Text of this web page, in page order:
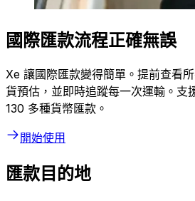
國際匯款流程正確無誤
Xe 讓國際匯款變得簡單。提前查看
貨預估，並即時追蹤每一次運輸。支
130 多種貨幣匯款。
開始使用
匯款目的地